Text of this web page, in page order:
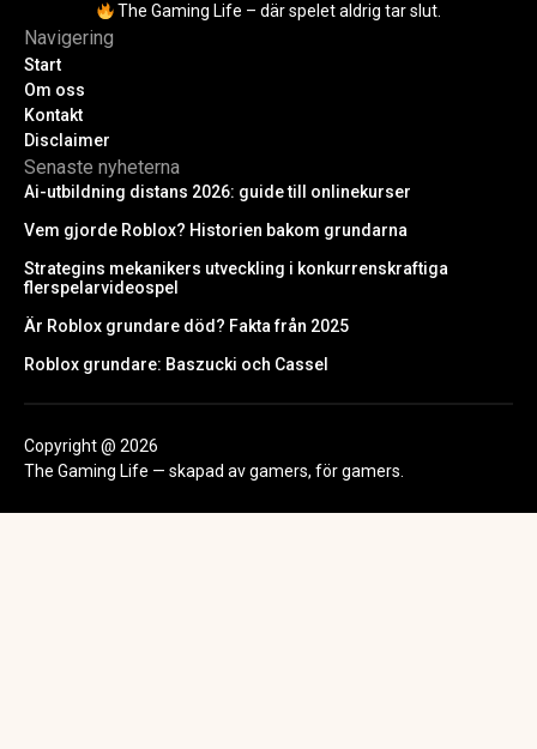
The Gaming Life – där spelet aldrig tar slut.
Navigering
Start
Om oss
Kontakt
Disclaimer
Senaste nyheterna
Ai-utbildning distans 2026: guide till onlinekurser
Vem gjorde Roblox? Historien bakom grundarna
Strategins mekanikers utveckling i konkurrenskraftiga
flerspelarvideospel
Är Roblox grundare död? Fakta från 2025
Roblox grundare: Baszucki och Cassel
Copyright @ 2026
The Gaming Life — skapad av gamers, för gamers.